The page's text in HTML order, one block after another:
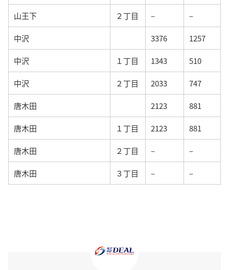
山王下 ２丁目 – –
中沢 3376 1257
中沢 １丁目 1343 510
中沢 ２丁目 2033 747
唐木田 2123 881
唐木田 １丁目 2123 881
唐木田 ２丁目 – –
唐木田 ３丁目 – –